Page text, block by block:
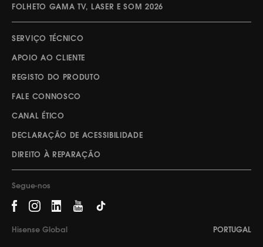
FOLHETO GAMA TV, LASER E SOM 2026
SERVIÇO TÉCNICO
APOIO AO CLIENTE
REGISTO DO PRODUTO
FALE CONNOSCO
CANAL ÉTICO
DECLARAÇÃO DE ACESSIBILIDADE
DIREITO À REPARAÇÃO
Segue-nos
Hisense Global PORTUGAL